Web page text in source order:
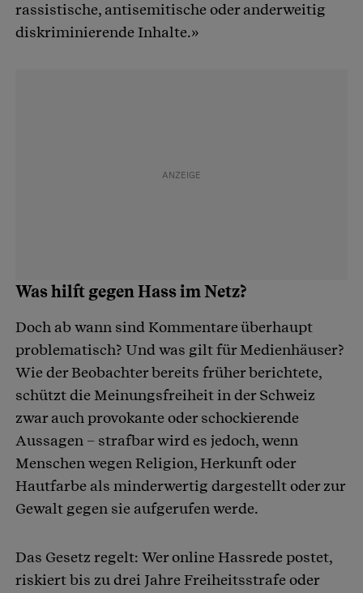
rassistische, antisemitische oder anderweitig
diskriminierende Inhalte.»
Was hilft gegen Hass im Netz?
Doch ab wann sind Kommentare überhaupt
problematisch? Und was gilt für Medienhäuser?
Wie der Beobachter bereits früher berichtete,
schützt die Meinungsfreiheit in der Schweiz
zwar auch provokante oder schockierende
Aussagen – strafbar wird es jedoch, wenn
Menschen wegen Religion, Herkunft oder
Hautfarbe als minderwertig dargestellt oder zur
Gewalt gegen sie aufgerufen werde.
Das Gesetz regelt: Wer online Hassrede postet,
riskiert bis zu drei Jahre Freiheitsstrafe oder